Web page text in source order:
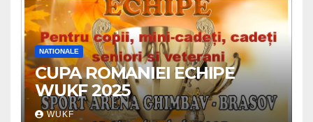
NATIONALE
CUPA ROMANIEI ECHIPE
WUKF 2025
WUKF